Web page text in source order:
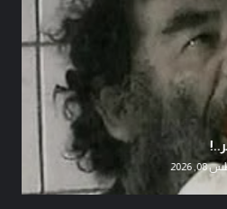
2026